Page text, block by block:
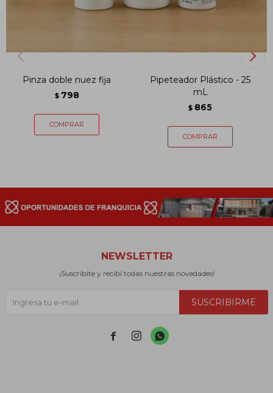
Pinza doble nuez fija
$ 798
Pipeteador Plástico - 25
mL
$ 865
NEWSLETTER
¡Suscribite y recibí todas nuestras novedades!
SUSCRIBIRME
  